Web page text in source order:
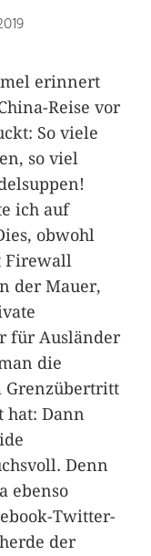
erinnert
Reise vor
So viele
so viel
ich auf
obwohl
Firewall
der Mauer,
für Ausländer
die
Grenzübertritt
hat: Dann
Denn
ebenso
Twitter-
der